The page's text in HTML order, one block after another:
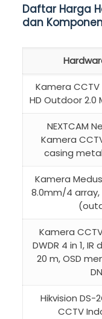
Daftar Harga
dan
Kamera CCTV
HD Outdoor 2.0
NEXTCAM
Kamera
casing
Kamera
8.0mm/4 array,
Kamera
DWDR 4 in 1,
20 m, OSD
Hikvision DS-
CCTV